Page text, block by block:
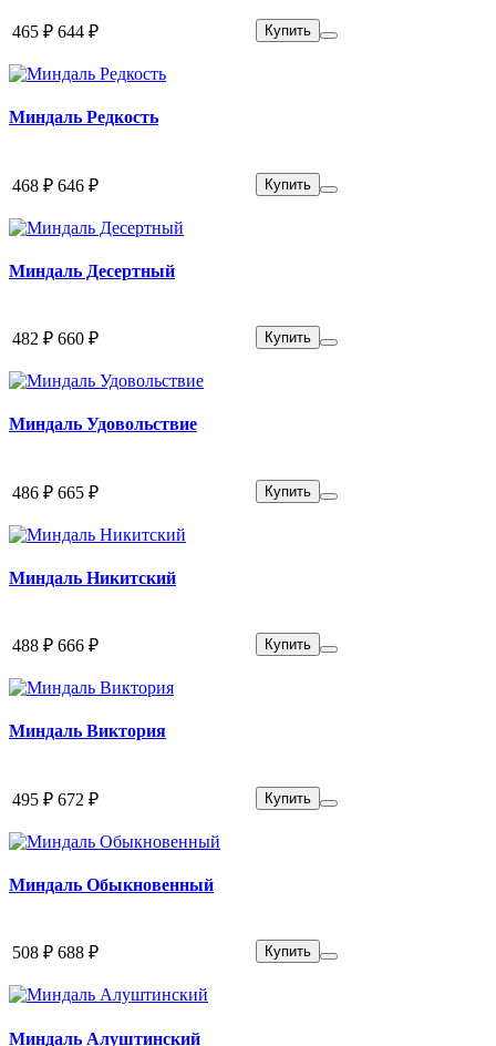
465 ₽ 644 ₽ Купить
Миндаль Редкость
468 ₽ 646 ₽ Купить
Миндаль Десертный
482 ₽ 660 ₽ Купить
Миндаль Удовольствие
486 ₽ 665 ₽ Купить
Миндаль Никитский
488 ₽ 666 ₽ Купить
Миндаль Виктория
495 ₽ 672 ₽ Купить
Миндаль Обыкновенный
508 ₽ 688 ₽ Купить
Миндаль Алуштинский